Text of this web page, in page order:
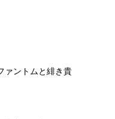
ァントムと緋き貴